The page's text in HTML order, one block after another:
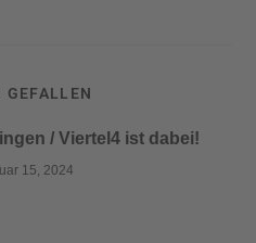
GEFALLEN
/ Viertel4 ist dabei!
15, 2024